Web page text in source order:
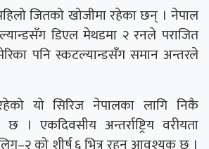
जितको खोजीमा रहेका छन् । नेपाल
डिएल मेथडमा २ रनले पराजित
पनि स्कटल्यान्डसँग समान अन्तरले
यो सिरिज नेपालका लागि निकै
छ । एकदिवसीय अन्तर्राष्ट्रिय वरीयता